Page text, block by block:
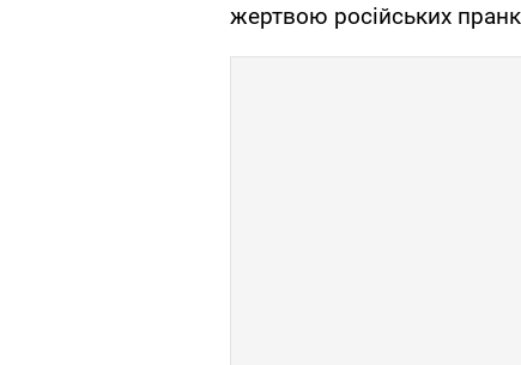
жертвою російських